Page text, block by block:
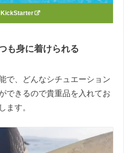
KickStarter
も身に着けられる
で、どんなシチュエーション
できるので貴重品を入れてお
ます。